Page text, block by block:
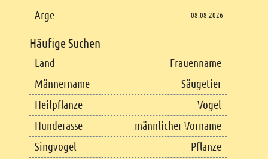
Arge 08.08.2026
Häufige Suchen
Land
Frauenname
Männername
Säugetier
Heilpflanze
Vogel
Hunderasse
männlicher Vorname
Singvogel
Pflanze